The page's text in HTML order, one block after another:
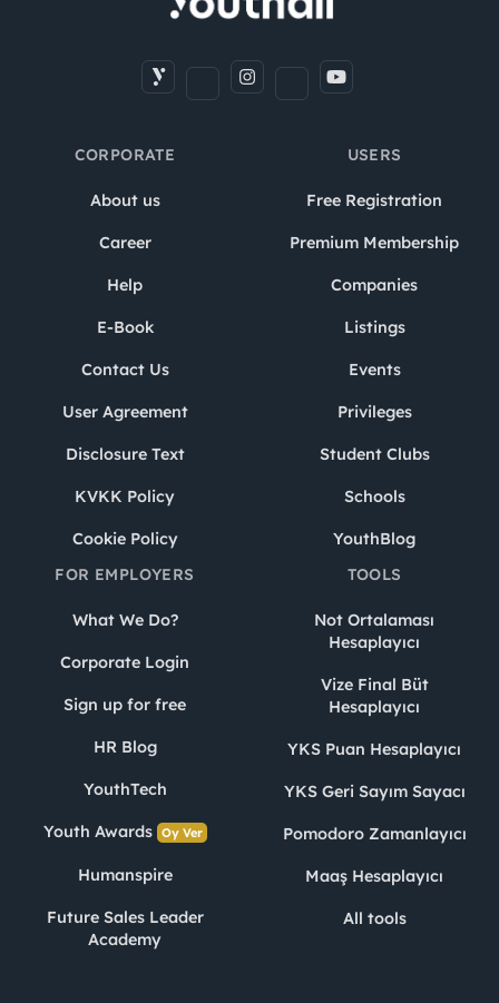
CORPORATE
About us
Career
Help
E-Book
Contact Us
User Agreement
Disclosure Text
KVKK Policy
Cookie Policy
USERS
Free Registration
Premium Membership
Companies
Listings
Events
Privileges
Student Clubs
Schools
YouthBlog
FOR EMPLOYERS
What We Do?
Corporate Login
Sign up for free
HR Blog
YouthTech
Youth Awards Oy Ver
Humanspire
Future Sales Leader
Academy
TOOLS
Not Ortalaması
Hesaplayıcı
Vize Final Büt
Hesaplayıcı
YKS Puan Hesaplayıcı
YKS Geri Sayım Sayacı
Pomodoro Zamanlayıcı
Maaş Hesaplayıcı
All tools